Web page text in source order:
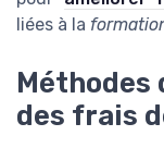
liées à la
des frais